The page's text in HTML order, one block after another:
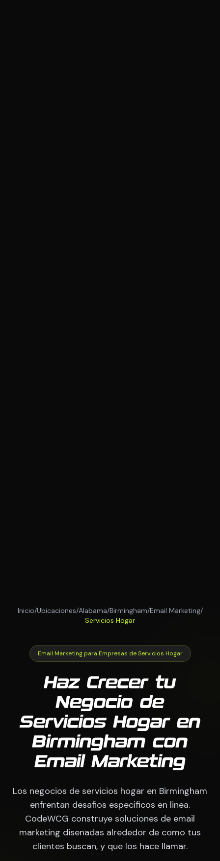
Inicio/Ubicaciones/Alabama/Birmingham/Email Marketing/
Servicios Hogar
Email Marketing para Empresas de Servicios Hogar
Haz Crecer tu
Negocio de
Servicios Hogar en
Birmingham con
Email Marketing
Los negocios de servicios hogar en Birmingham
enfrentan desafios especificos en linea.
CodeWCG construye soluciones de email
marketing disenadas alrededor de como tus
clientes buscan, y que los hace llamar.